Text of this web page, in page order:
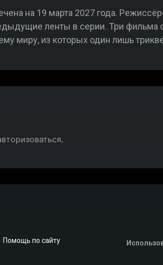
на 19 марта 2027 года.
ленты в серии. Три фильма
миру, из которых один лишь
.
Помощь по сайту